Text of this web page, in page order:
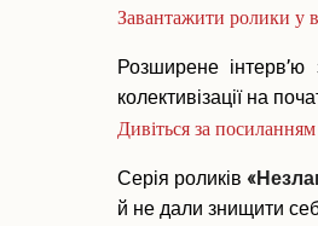
Завантажити ролики у
Розширене
колективізації на
Дивіться за посиланням
Серія роликів
й не дали знищити